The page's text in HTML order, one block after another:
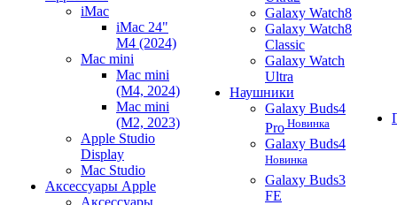
iMac
iMac 24"
M4 (2024)
Mac mini
Mac mini
(M4, 2024)
Mac mini
(M2, 2023)
Apple Studio
Display
Mac Studio
Аксессуары Apple
Аксессуары
Galaxy Watch8
Galaxy Watch8
Classic
Galaxy Watch
Ultra
Наушники
Galaxy Buds4
Pro Новинка
Galaxy Buds4
Новинка
Galaxy Buds3
FE